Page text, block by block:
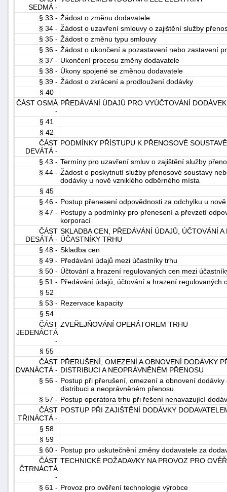
SEDMÁ -
§ 33 - Žádost o změnu dodavatele
§ 34 - Žádost o uzavření smlouvy o zajištění služby
§ 35 - Žádost o změnu typu smlouvy
§ 36 - Žádost o ukončení a pozastavení nebo zastavení
§ 37 - Ukončení procesu změny dodavatele
§ 38 - Úkony spojené se změnou dodavatele
§ 39 - Žádost o zkrácení a prodloužení dodávky
§ 40
ČÁST OSMÁ
-
PŘEDÁVÁNÍ ÚDAJŮ PRO VYÚČTOVÁNÍ
§ 41
§ 42
ČÁST
DEVÁTÁ -
PODMÍNKY PŘÍSTUPU K PŘENOSOVÉ
§ 43 - Termíny pro uzavření smluv o zajištění služby
§ 44 - Žádost o poskytnutí služby přenosové soustavy
dodávky u nově vzniklého odběrného místa
§ 45
§ 46 - Postup přenesení odpovědnosti za odchylku u
§ 47 - Postupy a podmínky pro přenesení a převzetí
korporací
ČÁST
DESÁTÁ -
SKLADBA CEN, PŘEDÁVÁNÍ ÚDAJŮ, ÚČTOVÁNÍ
ÚČASTNÍKY TRHU
§ 48 - Skladba cen
§ 49 - Předávání údajů mezi účastníky trhu
§ 50 - Účtování a hrazení regulovaných cen mezi
§ 51 - Předávání údajů, účtování a hrazení regulovaných
§ 52
§ 53 - Rezervace kapacity
§ 54
ČÁST
JEDENÁCTÁ
-
ZVEŘEJŇOVÁNÍ OPERÁTOREM TRHU
§ 55
ČÁST
DVANÁCTÁ -
PŘERUŠENÍ, OMEZENÍ A OBNOVENÍ DODÁVKY
DISTRIBUCI A NEOPRÁVNĚNÉM PŘENOSU
§ 56 - Postup při přerušení, omezení a obnovení
distribuci a neoprávněném přenosu
§ 57 - Postup operátora trhu při řešení nenavazující
ČÁST
TŘINÁCTÁ -
POSTUP PŘI ZAJIŠTĚNÍ DODÁVKY
§ 58
§ 59
§ 60 - Postup pro uskutečnění změny dodavatele za
ČÁST
ČTRNÁCTÁ
-
TECHNICKÉ POŽADAVKY NA PROVOZ PRO
§ 61 - Provoz pro ověření technologie výrobce